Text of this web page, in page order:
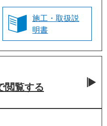
施工・取扱説
明書
閲覧する